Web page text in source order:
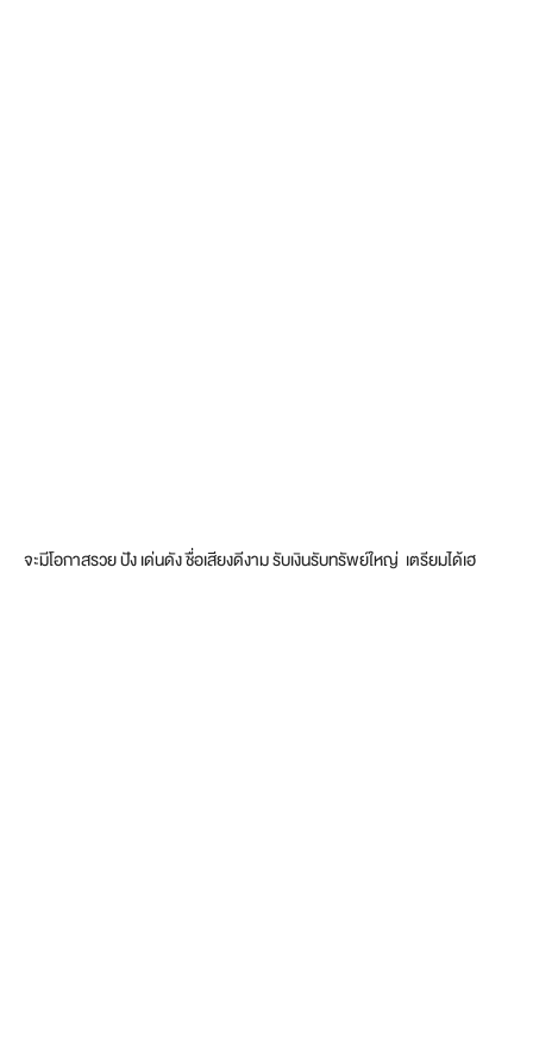
จะมีโอกาสรวย ปัง เด่นดัง ชื่อเสียงดีงาม รับเงินรับทรัพย์ใหญ่ ​ เตรียมได้เฮ